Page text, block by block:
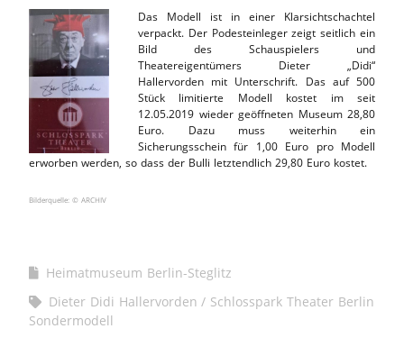
Das Modell ist in einer Klarsichtschachtel
verpackt. Der Podesteinleger zeigt seitlich ein
Bild des Schauspielers und
Theatereigentümers Dieter „Didi“
Hallervorden mit Unterschrift. Das auf 500
Stück limitierte Modell kostet im seit
12.05.2019 wieder geöffneten Museum 28,80
Euro. Dazu muss weiterhin ein
Sicherungsschein für 1,00 Euro pro Modell
erworben werden, so dass der Bulli letztendlich 29,80 Euro kostet.
Bilderquelle: © ARCHIV
Heimatmuseum Berlin-Steglitz
Dieter Didi Hallervorden
Schlosspark Theater Berlin
Sondermodell